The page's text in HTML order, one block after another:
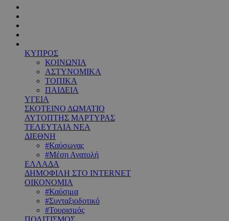
ΚΥΠΡΟΣ
ΚΟΙΝΩΝΙΑ
ΑΣΤΥΝΟΜΙΚΑ
ΤΟΠΙΚΑ
ΠΑΙΔΕΙΑ
ΥΓΕΙΑ
ΣΚΟΤΕΙΝΟ ΔΩΜΑΤΙΟ
ΑΥΤΟΠΤΗΣ ΜΑΡΤΥΡΑΣ
ΤΕΛΕΥΤΑΙΑ ΝΕΑ
ΔΙΕΘΝΗ
#Καύσωνας
#Μέση Ανατολή
ΕΛΛΑΔΑ
ΔΗΜΟΦΙΛΗ ΣΤΟ INTERNET
ΟΙΚΟΝΟΜΙΑ
#Καύσιμα
#Συνταξιοδοτικό
#Τουρισμός